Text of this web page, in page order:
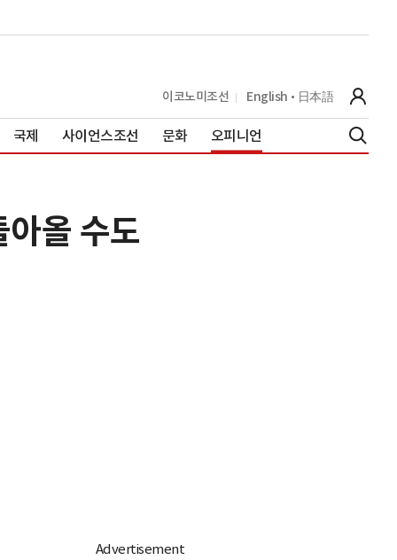
이코노미조선 English 日本語
국제 사이언스조선 문화 오피니언
올 수도